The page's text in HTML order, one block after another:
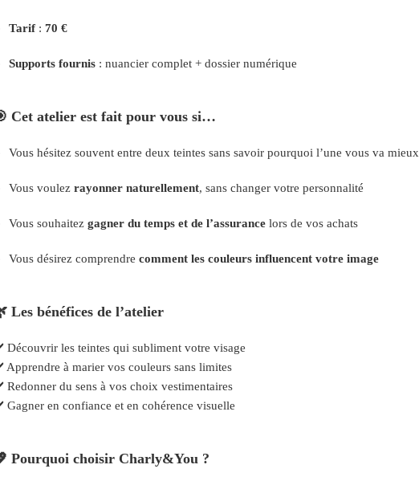
Tarif: 70 €
Supports fournis : nuancier complet + dossier numérique
Cet atelier est fait pour vous si…
Vous hésitez souvent entre deux teintes sans savoir pourquoi l’une vous va mieux
Vous voulez rayonner naturellement, sans changer votre personnalité
Vous souhaitez gagner du temps et de l’assurance lors de vos achats
Vous désirez comprendre comment les couleurs influencent votre image
Les bénéfices de l’atelier
Découvrir les teintes qui subliment votre visage
Apprendre à marier vos couleurs sans limites
Redonner du sens à vos choix vestimentaires
Gagner en confiance et en cohérence visuelle
Pourquoi choisir Charly&You ?